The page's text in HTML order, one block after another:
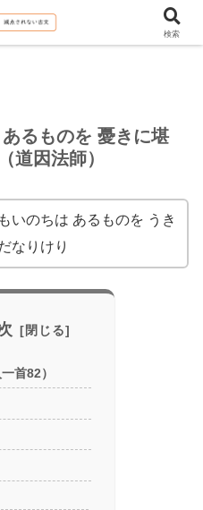
代語訳・口語訳）
るものを 憂きに堪
因法師）
いのちは あるものを うき
なりけり
首82）
検索